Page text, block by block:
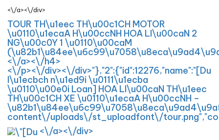
<\/a><\/div>
TOUR TH\u1eec TH\u00c1CH MOTOR
\u0110\u1ecaA H\u00ccNH HOA LI\u00caN 2
NG\u00c0Y 1 \u0110\u00caM
<\/a><\/h4>
<\/p><\/div><\/div>"},"2":{"id":12276,"name":"[Du
l\u1ecbch n\u1ed9i \u0111\u1ecba
\u0110\u00e0i Loan] HOA LI\u00caN TH\u1eec
TH\u00c1CH XE \u0110\u1ecaA H\u00ccNH –
content\/uploads\/st_uploadfont\/
<\/a><\/div>